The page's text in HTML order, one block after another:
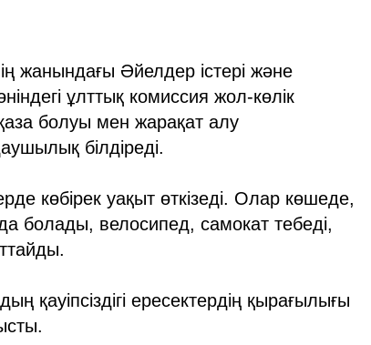
жанындағы Әйелдер істері және
ұлттық комиссия жол-көлік
болуы мен жарақат алу
білдіреді.
көбірек уақыт өткізеді. Олар көшеде,
болады, велосипед, самокат тебеді,
қауіпсіздігі ересектердің қырағылығы